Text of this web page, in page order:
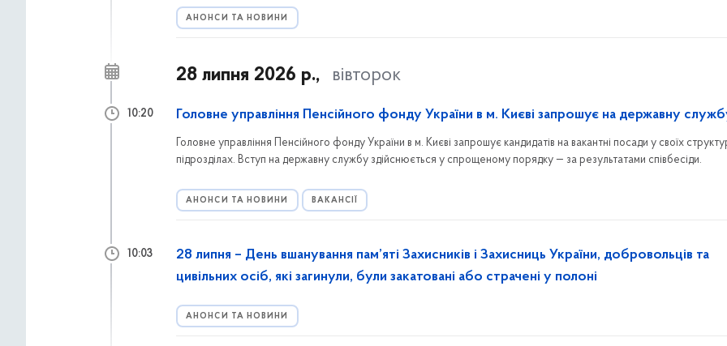
АНОНСИ ТА НОВИНИ
28 липня 2026 р., вівторок
Головне управління Пенсійного фонду України в м. Києві запрошує на державну
Головне управління Пенсійного фонду України в м. Києві запрошує кандидатів на вакантні посади у своїх
підрозділах. Вступ на державну службу здійснюється у спрощеному порядку — за результатами співбесіди.
АНОНСИ ТА НОВИНИ ВАКАНСІЇ
10:20
28 липня – День вшанування пам’яті Захисників і Захисниць України, добровольців та
цивільних осіб, які загинули, були закатовані або страчені у полоні
АНОНСИ ТА НОВИНИ
10:03